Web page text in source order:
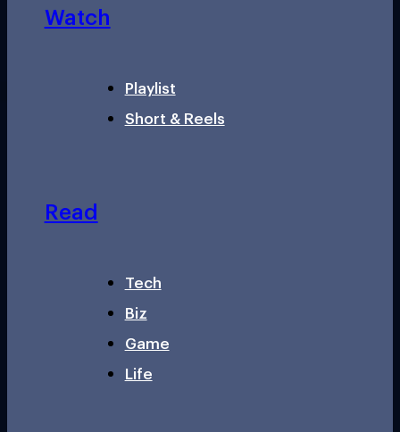
Watch
Playlist
Short & Reels
Read
Tech
Biz
Game
Life